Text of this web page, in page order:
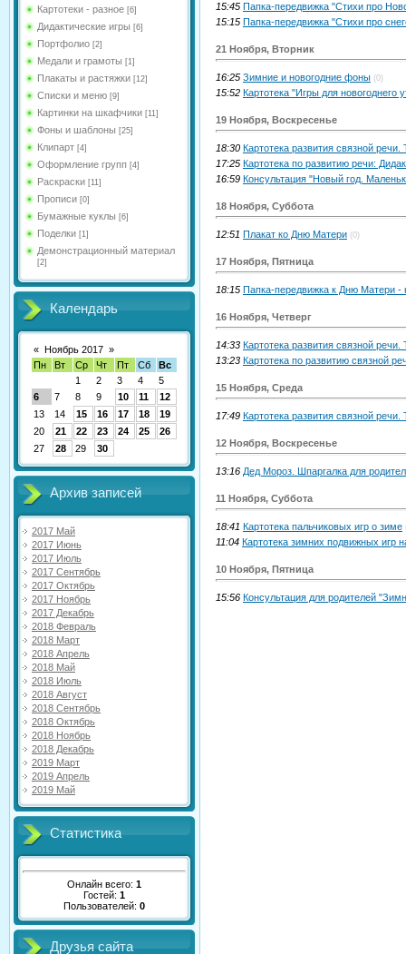
Картотеки - разное [6]
Дидактические игры [6]
Портфолио [2]
Медали и грамоты [1]
Плакаты и растяжки [12]
Списки и меню [9]
Картинки на шкафчики [11]
Фоны и шаблоны [25]
Клипарт [4]
Оформление групп [4]
Раскраски [11]
Прописи [0]
Бумажные куклы [6]
Поделки [1]
Демонстрационный материал
[2]
Календарь
« Ноябрь 2017 »
Пн
Вт Ср Чт Пт Сб
Вс
1
2 3 4
5
6
7 8 9 10 11
12
13
14 15 16 17 18
19
20
21 22 23 24 25
26
27
28 29 30
Архив записей
2017 Май
2017 Июнь
2017 Июль
2017 Сентябрь
2017 Октябрь
2017 Ноябрь
2017 Декабрь
2018 Февраль
2018 Март
2018 Апрель
2018 Май
2018 Июль
2018 Август
2018 Сентябрь
2018 Октябрь
2018 Ноябрь
2018 Декабрь
2019 Март
2019 Апрель
2019 Май
Статистика
Онлайн всего: 1
Гостей: 1
Пользователей: 0
Друзья сайта
15:45 Папка-передвижка "Стихи про
15:15 Папка-передвижка "Стихи про
21 Ноября, Вторник
16:25 Зимние и новогодние фоны (0)
15:52 Картотека "Игры для новогоднего
19 Ноября, Воскресенье
18:30 Картотека развития связной
17:25 Картотека по развитию речи:
16:59 Консультация "Новый год.
18 Ноября, Суббота
12:51 Плакат ко Дню Матери (0)
17 Ноября, Пятница
18:15 Папка-передвижка к Дню Матери -
16 Ноября, Четверг
14:33 Картотека развития связной
13:23 Картотека по развитию связной
15 Ноября, Среда
17:49 Картотека развития связной
12 Ноября, Воскресенье
13:16 Дед Мороз. Шпаргалка для
11 Ноября, Суббота
18:41 Картотека пальчиковых игр о зиме
11:04 Картотека зимних подвижных игр
10 Ноября, Пятница
15:56 Консультация для родителей